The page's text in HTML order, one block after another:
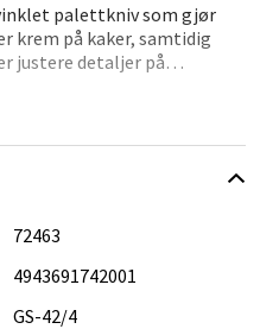
palettkniv som gjør
krem på kaker, samtidig
justere detaljer på
til både dekorering og
til å vende mindre matvarer
som vil ha presisjon og
72463
4943691742001
GS-42/4
Moa
Ålesund